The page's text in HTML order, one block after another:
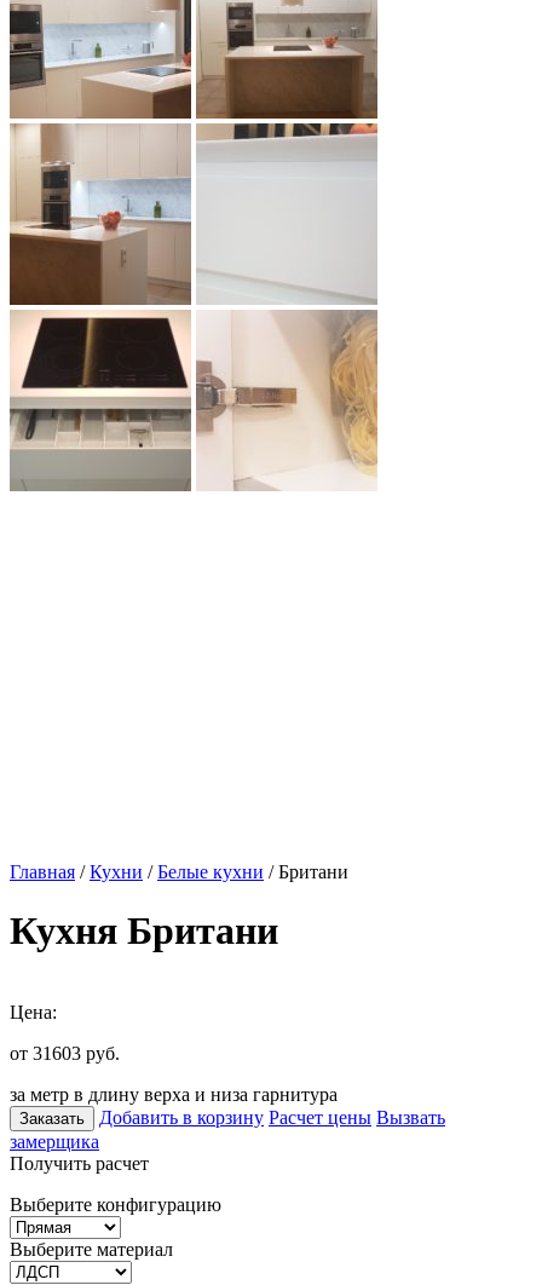
Главная /Кухни /Белые кухни / Британи
Кухня Британи
Цена:
от 31603 руб.
за метр в длину верха и низа гарнитура
Заказать Добавить в корзину Расчет цены Вызвать
замерщика
Получить расчет
Выберите конфигурацию
Выберите материал